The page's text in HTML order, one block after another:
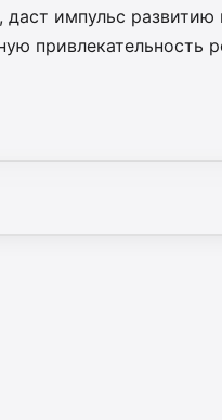
импульс
привлекательность